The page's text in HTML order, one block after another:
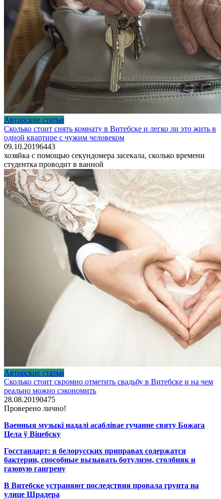
Авторские статьи
Сколько стоит снять комнату в Витебске и легко ли это жить в
одной квартире с чужим человеком
09.10.20196443
хозяйка с помощью секундомера засекала, сколько времени
студентка проводит в ванной
Авторские статьи
Сколько стоит скромно отметить свадьбу в Витебске и на чем
реально можно сэкономить
28.08.20190475
Проверено лично!
Ваенныя музыкі надалі асаблівае гучанне святу Божага
Цела ў Віцебску
Госстандарт: в белорусских приправах содержатся
бактерии, способные вызывать ботулизм, столбняк и
газовую гангрену
В Витебске устраняют последствия провала грунта на
улице Шрадера